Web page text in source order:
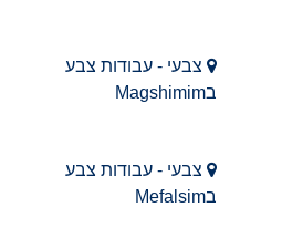
צבעי - עבודות צבע
בMagshimim
צבעי - עבודות צבע
בMefalsim